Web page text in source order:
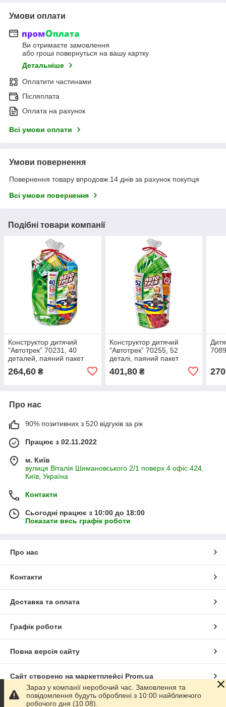
Умови оплати
Ви отримаєте замовлення
або гроші повернуться на вашу картку
Детальніше
Оплатити частинами
Післяплата
Оплата на рахунок
Всі умови оплати
Умови повернення
Повернення товару впродовж 14 днів за рахунок покупця
Всі умови повернення
Подібні товари компанії
Конструктор дитячий
"Автотрек” 70231, 40
деталей, паяний пакет
264,60 ₴
Конструктор дитячий
"Автотрек” 70255, 52
деталі, паяний пакет
401,80₴
Про нас
90% позитивних з 520 відгуків за рік
Працює з 02.11.2022
м. Київ
вулиця Віталія Шимановського 2/1 поверх 4 офіс 424,
Київ, Україна
Контакти
Сьогодні працює з 10:00 до 18:00
Показати весь графік роботи
Про нас
Контакти
Доставка та оплата
Графік роботи
Повна версія сайту
Сайт створено на маркетплейсі Prom.ua
Політика конфіденційності
Зараз у компанії неробочий час. Замовлення та
повідомлення будуть оброблені з 10:00 найближчого
робочого дня (10.08).